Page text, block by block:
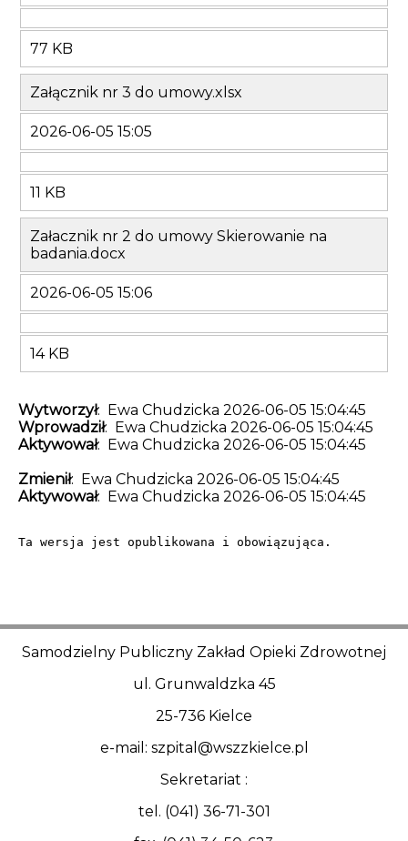
77 KB
Załącznik nr 3 do umowy.xlsx
2026-06-05 15:05
11 KB
Załacznik nr 2 do umowy Skierowanie na
badania.docx
2026-06-05 15:06
14 KB
Wytworzył: Ewa Chudzicka 2026-06-05 15:04:45
Wprowadził: Ewa Chudzicka 2026-06-05 15:04:45
Aktywował: Ewa Chudzicka 2026-06-05 15:04:45
Zmienił: Ewa Chudzicka 2026-06-05 15:04:45
Aktywował: Ewa Chudzicka 2026-06-05 15:04:45
Ta wersja jest opublikowana i obowiązująca.
Samodzielny Publiczny Zakład Opieki Zdrowotnej
ul. Grunwaldzka 45
25-736 Kielce
e-mail: szpital@wszzkielce.pl
Sekretariat :
tel. (041) 36-71-301